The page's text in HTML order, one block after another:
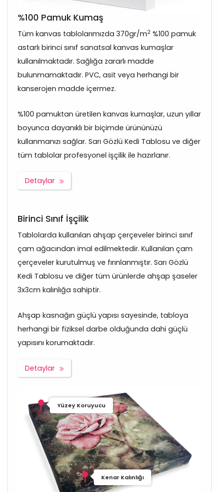
%100 Pamuk Kumaş
Tüm kanvas tablolarımızda 370gr/m2 %100 pamuk
astarlı birinci sınıf sanatsal kanvas kumaşlar
kullanılmaktadır. Sağlığa zararlı madde
bulunmamaktadır. PVC, asit veya herhangi bir
kanserojen madde içermez.
%100 pamuktan üretilen kanvas kumaşlar, uzun yıllar
boyunca dayanıklı bir biçimde ürününüzü
kullanmanızı sağlar. Sarı Gözlü Kedi Tablosu ve diğer
tüm tablolar profesyonel işçilik ile hazırlanır.
Detaylar
Birinci Sınıf İşçilik
Tablolarda kullanılan ahşap çerçeveler birinci sınıf
çam ağacından imal edilmektedir. Kullanılan çam
çerçeveler kurutulmuş ve fırınlanmıştır. Sarı Gözlü
Kedi Tablosu ve diğer tüm ürünlerde ahşap şaseler
3x3cm kalınlığa sahiptir.
Ahşap kasnağın güçlü yapısı sayesinde, tabloya
herhangi bir fiziksel darbe olduğunda dahi güçlü
yapısını korumaktadır.
Detaylar
Yüzey Koruyucu
Kenar Kalınlığı